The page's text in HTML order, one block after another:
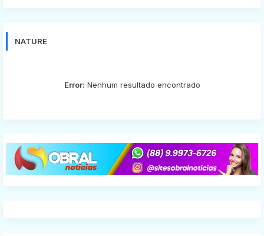
NATURE
Error: Nenhum resultado encontrado